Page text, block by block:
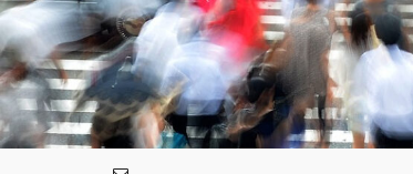
Zum
Inhalt
springen